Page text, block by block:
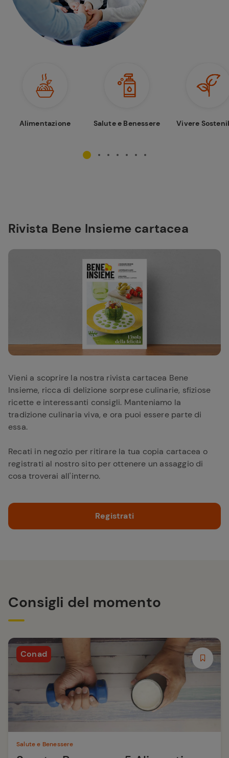
Alimentazione Salute e Benessere Vivere
Rivista Bene Insieme cartacea
Vieni a scoprire la nostra rivista cartacea Bene
Insieme, ricca di delizione sorprese culinarie, sfiziose
ricette e interessanti consigli. Manteniamo la
tradizione culinaria viva, e ora puoi essere parte di
essa.
Recati in negozio per ritirare la tua copia cartacea o
registrati al nostro sito per ottenere un assaggio di
cosa troverai all'interno.
Registrati
Consigli del momento
Conad
Salute e Benessere